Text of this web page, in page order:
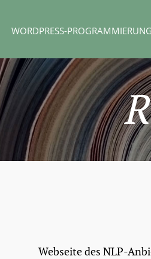
WORDPRESS-PROGRAMMIERUNG
Webseite des NLP-